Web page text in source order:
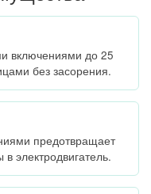
включениями до 25
без засорения.
предотвращает
электродвигатель.